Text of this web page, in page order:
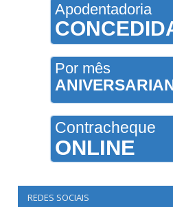
Apodentadoria
Por mês
Contracheque
ONLINE
REDES SOCIAIS